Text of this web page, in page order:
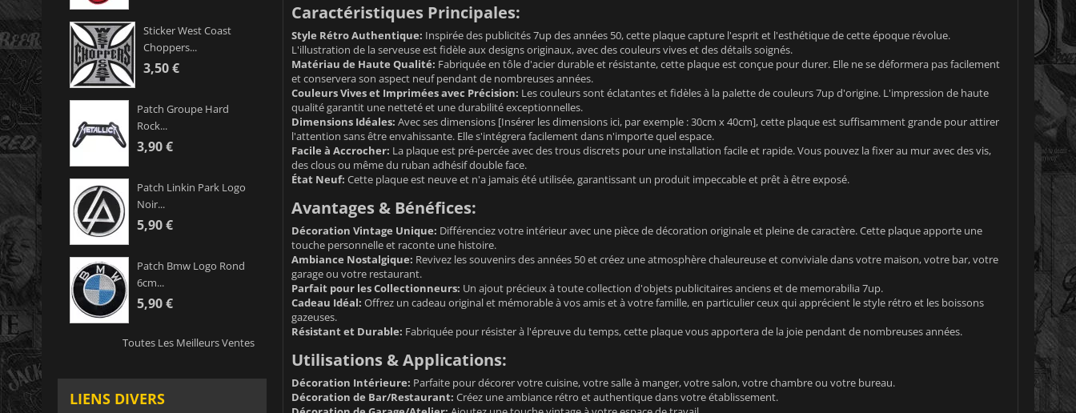
Sticker West Coast
Choppers...
3,50 €
Patch Groupe Hard
Rock...
3,90 €
Patch Linkin Park Logo
Noir...
5,90 €
Patch Bmw Logo Rond
6cm...
5,90 €
Toutes Les Meilleurs Ventes
LIENS DIVERS
Caractéristiques Principales:
Style Rétro Authentique: Inspirée des publicités 7up des années 50, cette plaque capture l'esprit et l'esthétique de cette époque révolue.
L'illustration de la serveuse est fidèle aux designs originaux, avec des couleurs vives et des détails soignés.
Matériau de Haute Qualité: Fabriquée en tôle d'acier durable et résistante, cette plaque est conçue pour durer. Elle ne se déformera pas facilement
et conservera son aspect neuf pendant de nombreuses années.
Couleurs Vives et Imprimées avec Précision: Les couleurs sont éclatantes et fidèles à la palette de couleurs 7up d'origine. L'impression de haute
qualité garantit une netteté et une durabilité exceptionnelles.
Dimensions Idéales: Avec ses dimensions [Insérer les dimensions ici, par exemple : 30cm x 40cm], cette plaque est suffisamment grande pour attirer
l'attention sans être envahissante. Elle s'intégrera facilement dans n'importe quel espace.
Facile à Accrocher: La plaque est pré-percée avec des trous discrets pour une installation facile et rapide. Vous pouvez la fixer au mur avec des vis,
des clous ou même du ruban adhésif double face.
État Neuf: Cette plaque est neuve et n'a jamais été utilisée, garantissant un produit impeccable et prêt à être exposé.
Avantages & Bénéfices:
Décoration Vintage Unique: Différenciez votre intérieur avec une pièce de décoration originale et pleine de caractère. Cette plaque apporte une
touche personnelle et raconte une histoire.
Ambiance Nostalgique: Revivez les souvenirs des années 50 et créez une atmosphère chaleureuse et conviviale dans votre maison, votre bar, votre
garage ou votre restaurant.
Parfait pour les Collectionneurs: Un ajout précieux à toute collection d'objets publicitaires anciens et de memorabilia 7up.
Cadeau Idéal: Offrez un cadeau original et mémorable à vos amis et à votre famille, en particulier ceux qui apprécient le style rétro et les boissons
gazeuses.
Résistant et Durable: Fabriquée pour résister à l'épreuve du temps, cette plaque vous apportera de la joie pendant de nombreuses années.
Utilisations & Applications:
Décoration Intérieure: Parfaite pour décorer votre cuisine, votre salle à manger, votre salon, votre chambre ou votre bureau.
Décoration de Bar/Restaurant: Créez une ambiance rétro et authentique dans votre établissement.